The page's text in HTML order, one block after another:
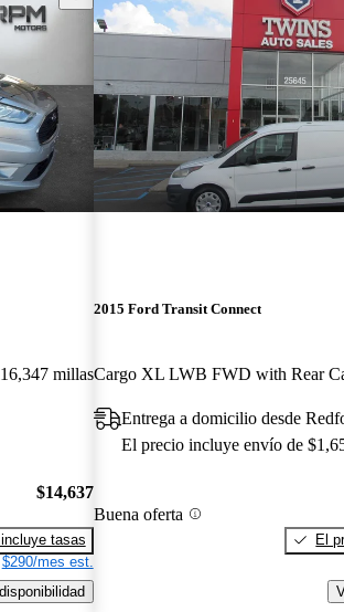
millas
$14,637
tasas
$290/mes est.
2015 Ford Transit Connect
Entrega a domicilio desde
El precio incluye envío de
Buena oferta
El